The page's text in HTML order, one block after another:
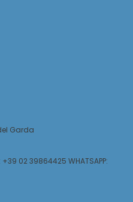
Garda
+39 02 39864425 WHATSAPP: